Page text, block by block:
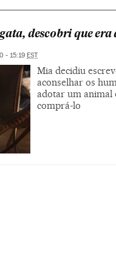
descobri que era
- 15:19 EST
Mia decidiu
aconselhar os
adotar um animal
comprá-lo